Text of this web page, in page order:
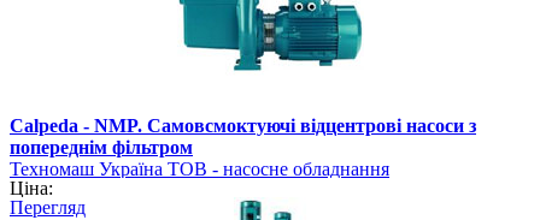
Calpeda - NMP. Самовсмоктуючі відцентрові насоси з
попереднім фільтром
Техномаш Україна ТОВ - насосне обладнання
Ціна:
Перегляд